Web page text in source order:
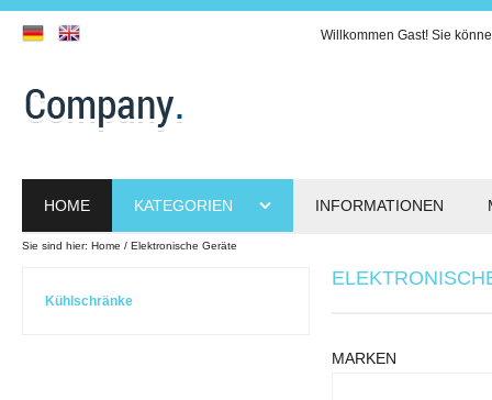
Willkommen Gast! Sie
HOME KATEGORIEN INFORMATIONEN
Sie sind hier: Home Elektronische Geräte
Kühlschränke
MARKEN